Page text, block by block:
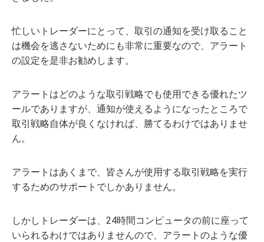
忙しいトレーダーにとって、取引の通知を受け取ること
は機会を逃さないためにも非常に重要なので、アラート
の設定を是非お勧めします。
アラートはどのような取引戦略でも使用できる優れたツ
ールでありますが、通知が使えるようになったところで
取引戦略自体が良くなければ、勝てるわけではありませ
ん。
アラートはあくまで、皆さんが使用する取引戦略を実行
するためのサポートでしかありません。
しかしトレーダーは、24時間コンピュータの前に座って
いられるわけではありませんので、アラートのような優